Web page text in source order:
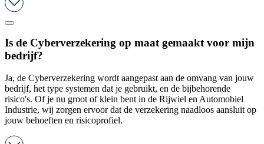
Is de Cyberverzekering op maat gemaakt voor mijn
bedrijf?
Ja, de Cyberverzekering wordt aangepast aan de omvang van jouw
bedrijf, het type systemen dat je gebruikt, en de bijbehorende
risico's. Of je nu groot of klein bent in de Rijwiel en Automobiel
Industrie, wij zorgen ervoor dat de verzekering naadloos aansluit op
jouw behoeften en risicoprofiel.